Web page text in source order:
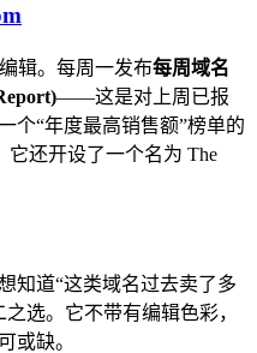
辑。每周一发布每周域名
——这是对上周已报
个“年度最高销售额”榜单的
它还开设了一个名为 The
知道“这类域名过去卖了多
选。它不带有编辑色彩，
或缺。